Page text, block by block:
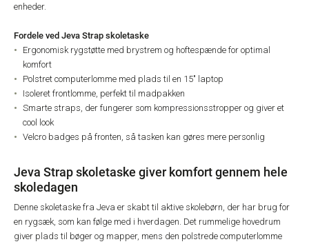
enheder.
Fordele ved Jeva Strap skoletaske
Ergonomisk rygstøtte med brystrem og hoftespænde for optimal
komfort
Polstret computerlomme med plads til en 15" laptop
Isoleret frontlomme, perfekt til madpakken
Smarte straps, der fungerer som kompressionsstropper og giver et
cool look
Velcro badges på fronten, så tasken kan gøres mere personlig
Jeva Strap skoletaske giver komfort gennem hele
skoledagen
Denne skoletaske fra Jeva er skabt til aktive skolebørn, der har brug for
en rygsæk, som kan følge med i hverdagen. Det rummelige hovedrum
giver plads til bøger og mapper, mens den polstrede computerlomme